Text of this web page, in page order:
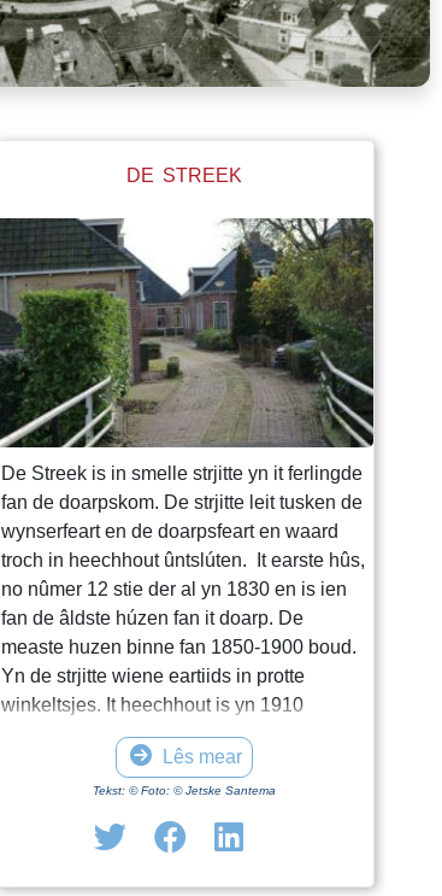
DE STREEK
De Streek is in smelle strjitte yn it ferlingde
fan de doarpskom. De strjitte leit tusken de
wynserfeart en de doarpsfeart en waard
troch in heechhout ûntslúten. It earste hûs,
no nûmer 12 stie der al yn 1830 en is ien
fan de âldste húzen fan it doarp. De
measte huzen binne fan 1850-1900 boud.
Yn de strjitte wiene eartiids in protte
winkeltsjes. It heechhout is yn 1910
ferfongen troch in izeren wipbrêge. Oan it
ein fan de strjitte rûn in rinpaad lâns de
wynserfeart.
Lês mear
Tekst: © Foto: © Jetske Santema